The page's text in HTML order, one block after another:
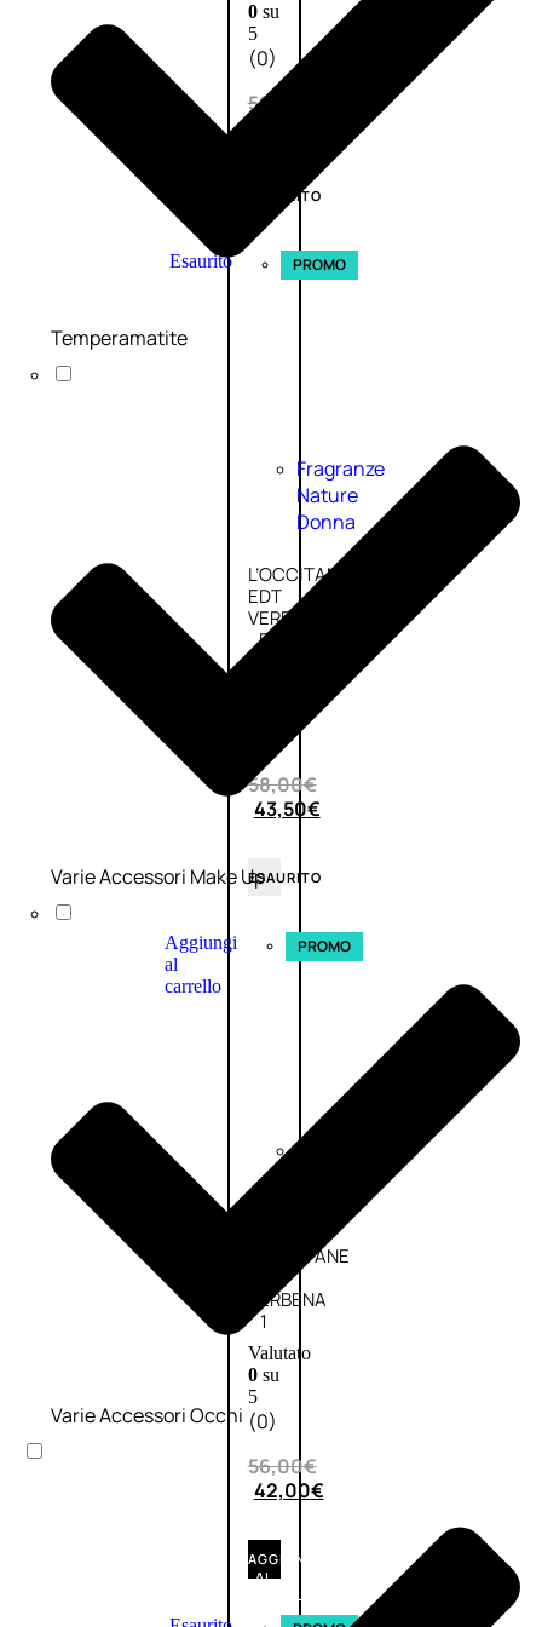
0su
5
(0)
58,00
ESAURITO
Esaurito PROMO
Fragranze
Nature
Donna
L’OCCITANE
EDT
VERBENA
E
58,00€
43,50€
ESAURITO
Aggiungi
al
carrello
PROMO
Fragranze
L’OCCITANE
VERBENA
1
Valutato
0su
5
(0)
56,00€
42,00€
AGGIUNGI
AL
CARRELLO
Temperamatite
Varie Accessori Make Up
Varie Accessori Occhi